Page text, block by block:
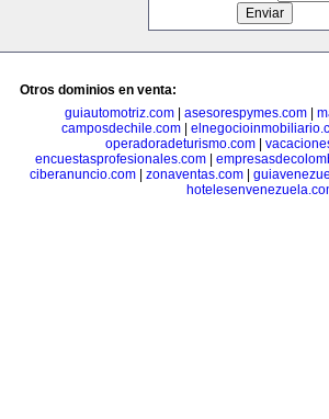
Otros dominios en venta:
guiautomotriz.com
asesorespymes.com
camposdechile.com
operadoradeturismo.com
encuestasprofesionales.com
ciberanuncio.com| zonaventas.com|